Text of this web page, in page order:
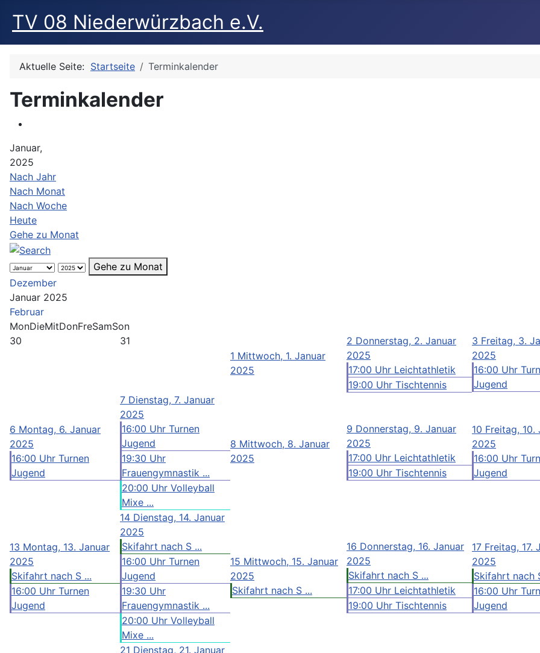
TV 08 Niederwürzbach e.V.
Aktuelle Seite: Startseite Terminkalender
Terminkalender
Januar,
2025
Nach Jahr
Nach Monat
Nach Woche
Heute
Gehe zu Monat
Gehe zu Monat
Dezember
Januar 2025
Februar
MonDieMitDonFreSamSon
30
31
1 Mittwoch, 1. Januar
2025
2 Donnerstag, 2. Januar
2025
17:00 Uhr Leichtathletik
19:00 Uhr Tischtennis
3 Freitag, 3.
2025
16:00 Uhr
Jugend
6 Montag, 6. Januar
2025
16:00 Uhr Turnen
Jugend
7 Dienstag, 7. Januar
2025
16:00 Uhr Turnen
Jugend
19:30 Uhr
Frauengymnastik ...
20:00 Uhr Volleyball
Mixe ...
8 Mittwoch, 8. Januar
2025
9 Donnerstag, 9. Januar
2025
17:00 Uhr Leichtathletik
19:00 Uhr Tischtennis
10 Freitag, 10.
2025
16:00 Uhr
Jugend
13 Montag, 13. Januar
2025
Skifahrt nach S ...
16:00 Uhr Turnen
Jugend
14 Dienstag, 14. Januar
2025
Skifahrt nach S ...
16:00 Uhr Turnen
Jugend
19:30 Uhr
Frauengymnastik ...
20:00 Uhr Volleyball
Mixe ...
15 Mittwoch, 15. Januar
2025
Skifahrt nach S ...
16 Donnerstag, 16. Januar
2025
Skifahrt nach S ...
17:00 Uhr Leichtathletik
19:00 Uhr Tischtennis
17 Freitag, 17.
2025
Skifahrt nach
16:00 Uhr
Jugend
21 Dienstag, 21. Januar